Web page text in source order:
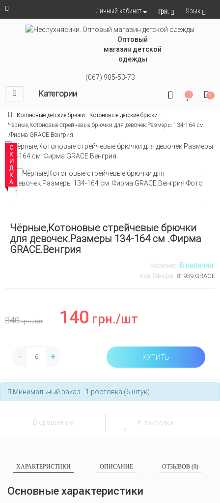
Личный кабинет грн. Язык
Оптовый
магазин детской
одежды
(067) 905-53-73
Категории 0 0
Котоновые детские брюки
Котоновые детские брюки
Чёрные,Котоновые стрейчевые брючки для девочек.Размеры 134-164 см
.Фирма GRACE.Венгрия
СКИДКА
Чёрные,Котоновые стрейчевые брючки
для девочек.Размеры 134-164 см .Фирма
GRACE.Венгрия
Наличие: В наличии
Код Товара: 81939,GRACE
340грн./шт 140 грн./шт
- + КУПИТЬ
Минимальный заказ - 1 ростовка (6 штук)
В сравнение В закладки
ХАРАКТЕРИСТИКИ ОПИСАНИЕ ОТЗЫВОВ (0)
Основные характеристики